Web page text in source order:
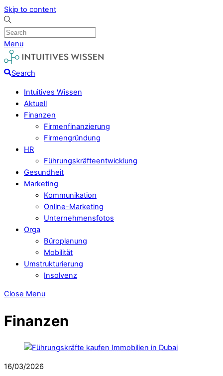
Skip to content
Menu
Search
Intuitives Wissen
Aktuell
Finanzen
Firmenfinanzierung
Firmengründung
HR
Führungskräfteentwicklung
Gesundheit
Marketing
Kommunikation
Online-Marketing
Unternehmensfotos
Orga
Büroplanung
Mobilität
Umstrukturierung
Insolvenz
Close Menu
Finanzen
16/03/2026